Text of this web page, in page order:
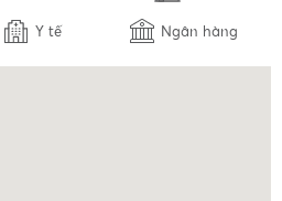
Y tế Ngân hàng